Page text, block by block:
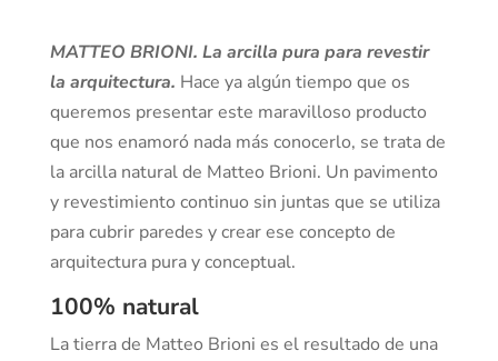
MATTEO BRIONI. La arcilla pura para revestir
la arquitectura. Hace ya algún tiempo que os
queremos presentar este maravilloso producto
que nos enamoró nada más conocerlo, se trata de
la arcilla natural de Matteo Brioni. Un pavimento
y revestimiento continuo sin juntas que se utiliza
para cubrir paredes y crear ese concepto de
arquitectura pura y conceptual.
100% natural
La tierra de Matteo Brioni es el resultado de una